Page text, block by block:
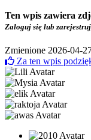
Ten wpis zawiera
Zaloguj się lub
Zmienione 2026-04-
Za ten wpis